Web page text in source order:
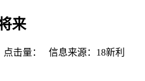
来
击量：
信息来源：18新利